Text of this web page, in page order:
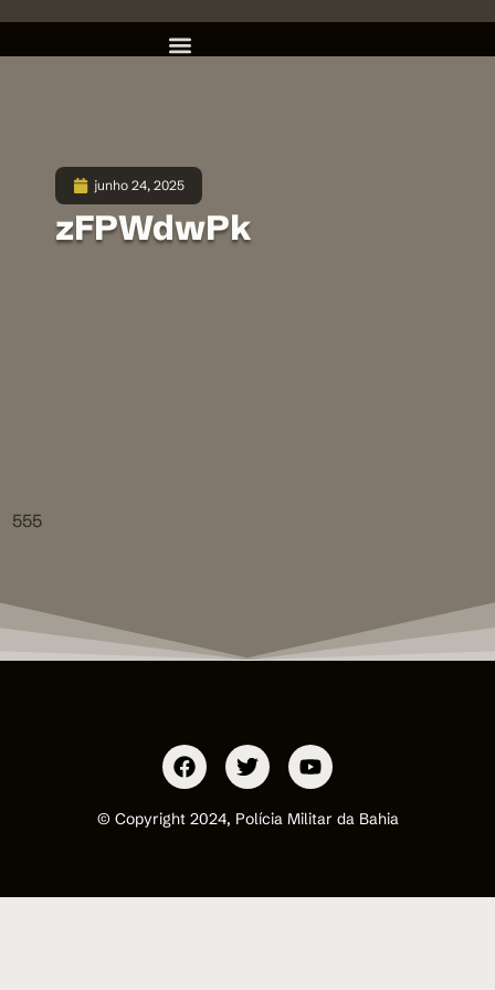
junho 24, 2025
zFPWdwPk
555
© Copyright 2024, Polícia Militar da Bahia